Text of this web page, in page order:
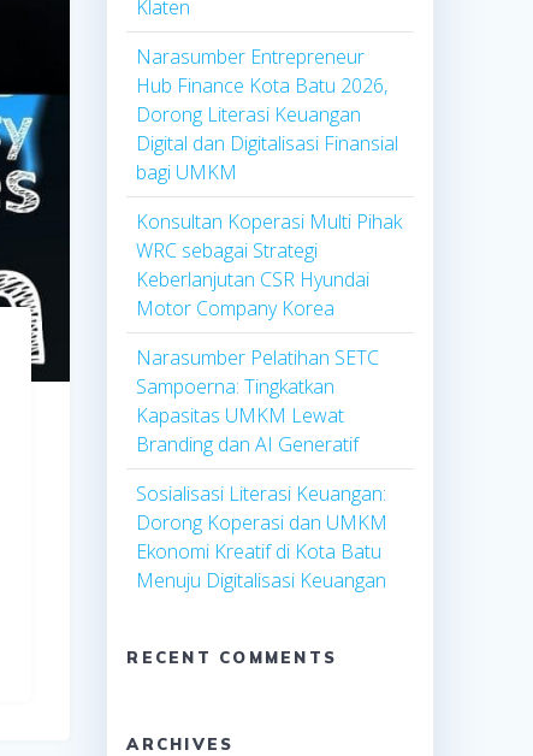
Klaten
Narasumber Entrepreneur
Hub Finance Kota Batu 2026,
Dorong Literasi Keuangan
Digital dan Digitalisasi Finansial
bagi UMKM
Konsultan Koperasi Multi Pihak
WRC sebagai Strategi
Keberlanjutan CSR Hyundai
Motor Company Korea
Narasumber Pelatihan SETC
Sampoerna: Tingkatkan
Kapasitas UMKM Lewat
Branding dan AI Generatif
Sosialisasi Literasi Keuangan:
Dorong Koperasi dan UMKM
Ekonomi Kreatif di Kota Batu
Menuju Digitalisasi Keuangan
RECENT COMMENTS
ARCHIVES